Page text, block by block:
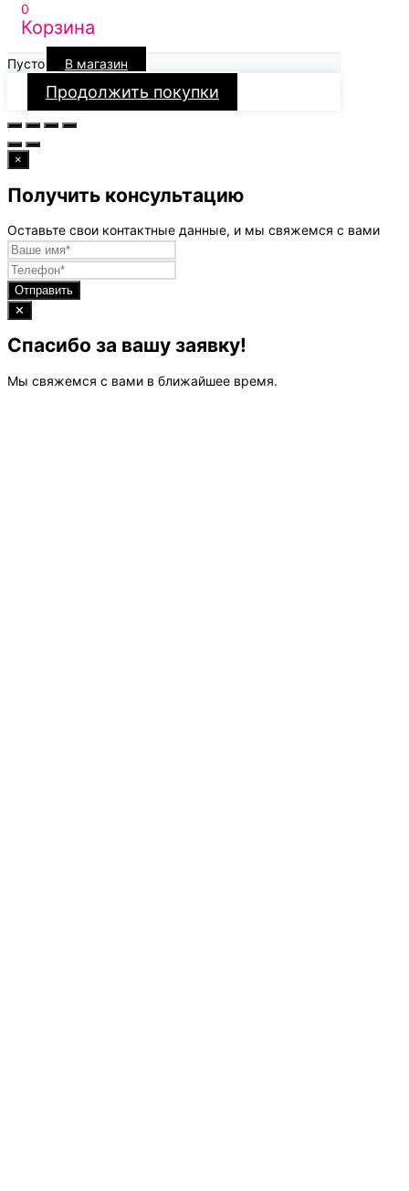
0
Корзина
Пусто В магазин
Продолжить покупки
×
Получить консультацию
Оставьте свои контактные данные, и мы свяжемся с вами
Отправить
✕
Спасибо за вашу заявку!
Мы свяжемся с вами в ближайшее время.